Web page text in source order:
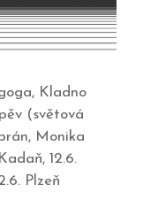
Kladno
(světová
Monika
12.6.
Plzeň